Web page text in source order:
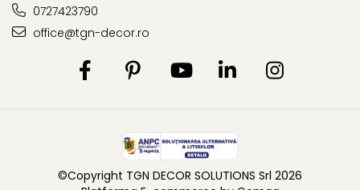
0727423790
office@tgn-decor.ro
©Copyright TGN DECOR SOLUTIONS Srl 2026